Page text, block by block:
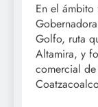
En el
Golfo, ruta
Altamira, y
comercial